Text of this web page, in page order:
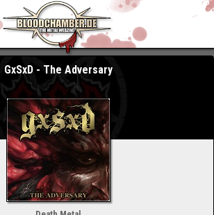
GxSxD - The Adversary